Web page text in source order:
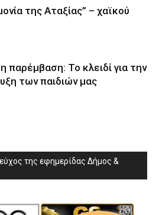
της Αταξίας” – χαϊκού
παρέμβαση: Το κλειδί για την
των παιδιών µας
της εφημερίδας Δήμος &